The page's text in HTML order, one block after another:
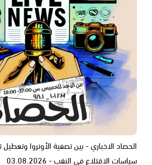
الحصاد الاخباري - بين تصفية الأونروا
سياسات الاقتلاع في النقب - 03.08.2026